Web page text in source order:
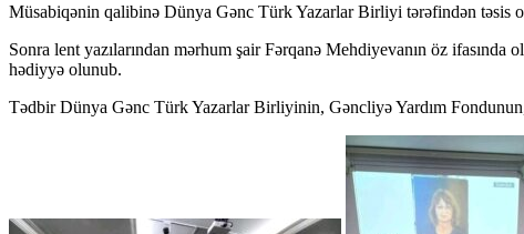
Müsabiqənin qalibinə Dünya Gənc Türk Yazarlar Birliyi tərəfindən təsis
Sonra lent yazılarından mərhum şair Fərqanə Mehdiyevanın öz
hədiyyə olunub.
Tədbir Dünya Gənc Türk Yazarlar Birliyinin, Gəncliyə Yardım